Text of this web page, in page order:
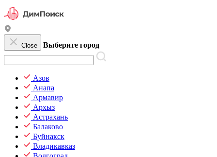
Close Выберите город
Азов
Анапа
Армавир
Архыз
Астрахань
Балаково
Буйнакск
Владикавказ